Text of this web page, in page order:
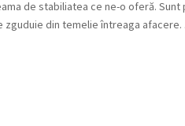
de stabiliatea ce ne-o oferă.
zguduie din temelie întreaga